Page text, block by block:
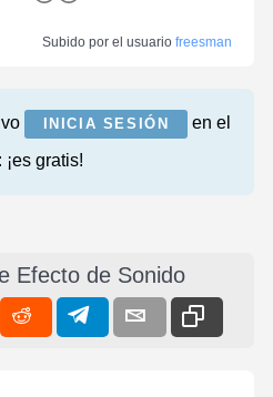
Subido por el usuario freesman
INICIA SESIÓN
en el
¡es gratis!
Efecto de Sonido